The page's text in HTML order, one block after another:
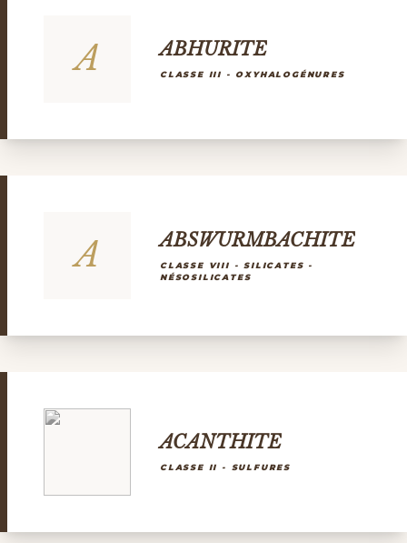
A ABHURITE
CLASSE III - OXYHALOGÉNURES
A ABSWURMBACHITE
CLASSE VIII - SILICATES -
NÉSOSILICATES
ACANTHITE
CLASSE II - SULFURES